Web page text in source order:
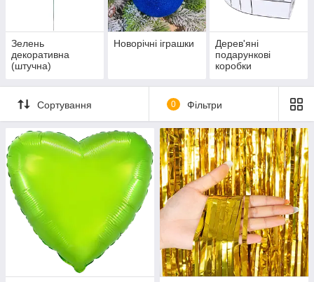
Зелень
декоративна
(штучна)
Новорічні іграшки
Дерев'яні
подарункові
коробки
Сортування 0 Фільтри